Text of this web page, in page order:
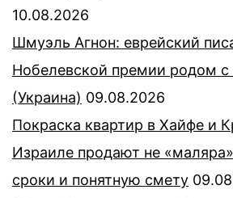
10.08.2026
Шмуэль Агнон: еврейский
Нобелевской премии родом с
(Украина) 09.08.2026
Покраска квартир в Хайфе и
Израиле продают не
сроки и понятную смету